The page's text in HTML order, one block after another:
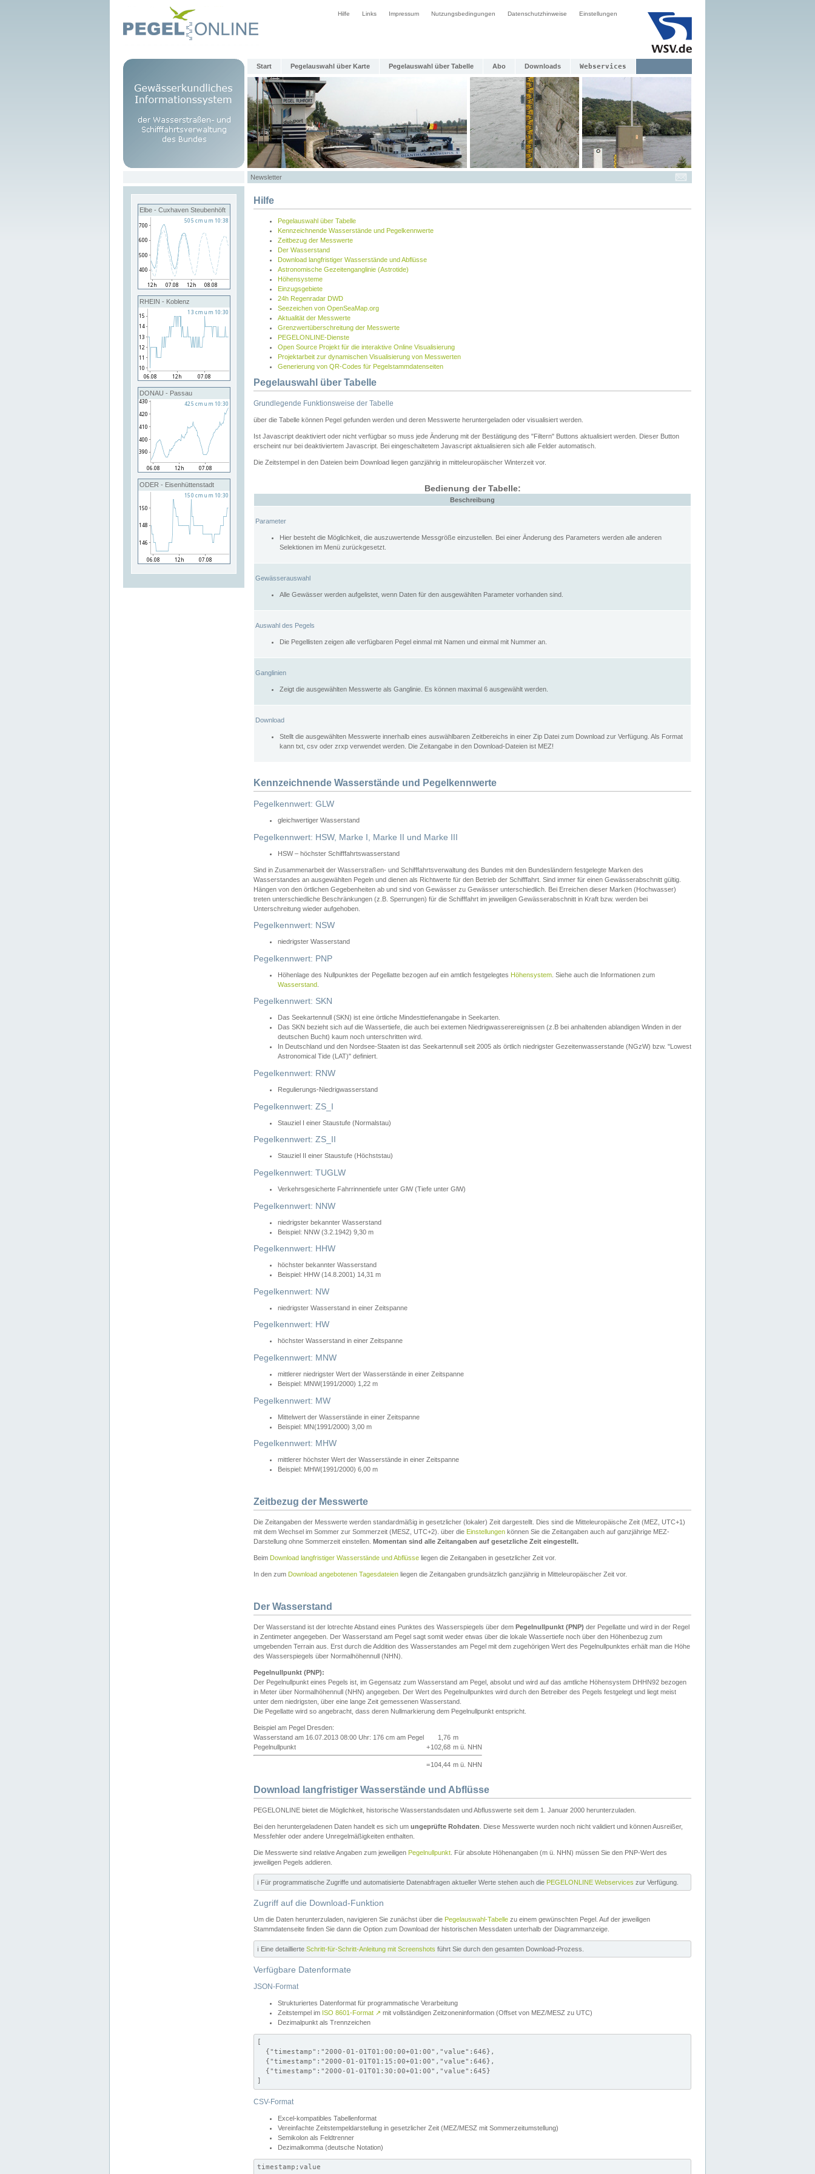
Hilfe Links Impressum Nutzungsbedingungen Datenschutzhinweise Einstellungen
Start Pegelauswahl über Karte Pegelauswahl über Tabelle Abo Downloads Webservices
Newsletter
Elbe - Cuxhaven Steubenhöft
RHEIN - Koblenz
DONAU - Passau
ODER - Eisenhüttenstadt
Hilfe
Pegelauswahl über Tabelle
Kennzeichnende Wasserstände und Pegelkennwerte
Zeitbezug der Messwerte
Der Wasserstand
Download langfristiger Wasserstände und Abflüsse
Astronomische Gezeitenganglinie (Astrotide)
Höhensysteme
Einzugsgebiete
24h Regenradar DWD
Seezeichen von OpenSeaMap.org
Aktualität der Messwerte
Grenzwertüberschreitung der Messwerte
PEGELONLINE-Dienste
Open Source Projekt für die interaktive Online Visualisierung
Projektarbeit zur dynamischen Visualisierung von Messwerten
Generierung von QR-Codes für Pegelstammdatenseiten
Pegelauswahl über Tabelle
Grundlegende Funktionsweise der Tabelle
über die Tabelle können Pegel gefunden werden und deren Messwerte heruntergeladen oder visualisiert werden.
Ist Javascript deaktiviert oder nicht verfügbar so muss jede Änderung mit der Bestätigung des "Filtern" Buttons aktualisiert werden. Dieser Button
erscheint nur bei deaktiviertem Javascript. Bei eingeschaltetem Javascript aktualisieren sich alle Felder automatisch.
Die Zeitstempel in den Dateien beim Download liegen ganzjährig in mitteleuropäischer Winterzeit vor.
Bedienung der Tabelle:
Beschreibung
Parameter
Hier besteht die Möglichkeit, die auszuwertende Messgröße einzustellen. Bei einer Änderung des Parameters werden alle anderen
Selektionen im Menü zurückgesetzt.
Gewässerauswahl
Alle Gewässer werden aufgelistet, wenn Daten für den ausgewählten Parameter vorhanden sind.
Auswahl des Pegels
Die Pegellisten zeigen alle verfügbaren Pegel einmal mit Namen und einmal mit Nummer an.
Ganglinien
Zeigt die ausgewählten Messwerte als Ganglinie. Es können maximal 6 ausgewählt werden.
Download
Stellt die ausgewählten Messwerte innerhalb eines auswählbaren Zeitbereichs in einer Zip Datei zum Download zur Verfügung. Als Format
kann txt, csv oder zrxp verwendet werden. Die Zeitangabe in den Download-Dateien ist MEZ!
Kennzeichnende Wasserstände und Pegelkennwerte
Pegelkennwert: GLW
gleichwertiger Wasserstand
Pegelkennwert: HSW, Marke I, Marke II und Marke III
HSW – höchster Schifffahrtswasserstand
Sind in Zusammenarbeit der Wasserstraßen- und Schifffahrtsverwaltung des Bundes mit den Bundesländern festgelegte Marken des
Wasserstandes an ausgewählten Pegeln und dienen als Richtwerte für den Betrieb der Schifffahrt. Sind immer für einen Gewässerabschnitt gültig.
Hängen von den örtlichen Gegebenheiten ab und sind von Gewässer zu Gewässer unterschiedlich. Bei Erreichen dieser Marken (Hochwasser)
treten unterschiedliche Beschränkungen (z.B. Sperrungen) für die Schifffahrt im jeweiligen Gewässerabschnitt in Kraft bzw. werden bei
Unterschreitung wieder aufgehoben.
Pegelkennwert: NSW
niedrigster Wasserstand
Pegelkennwert: PNP
Höhenlage des Nullpunktes der Pegellatte bezogen auf ein amtlich festgelegtes Höhensystem . Siehe auch die Informationen zum
Wasserstand
Pegelkennwert: SKN
Das Seekartennull (SKN) ist eine örtliche Mindesttiefenangabe in Seekarten.
Das SKN bezieht sich auf die Wassertiefe, die auch bei extemen Niedrigwasserereignissen (z.B bei anhaltenden ablandigen Winden in der
deutschen Bucht) kaum noch unterschritten wird.
In Deutschland und den Nordsee-Staaten ist das Seekartennull seit 2005 als örtlich niedrigster Gezeitenwasserstande (NGzW) bzw. "Lowest
Astronomical Tide (LAT)" definiert.
Pegelkennwert: RNW
Regulierungs-Niedrigwasserstand
Pegelkennwert: ZS_I
Stauziel I einer Staustufe (Normalstau)
Pegelkennwert: ZS_II
Stauziel II einer Staustufe (Höchststau)
Pegelkennwert: TUGLW
Verkehrsgesicherte Fahrrinnentiefe unter GlW (Tiefe unter GlW)
Pegelkennwert: NNW
niedrigster bekannter Wasserstand
Beispiel: NNW (3.2.1942) 9,30 m
Pegelkennwert: HHW
höchster bekannter Wasserstand
Beispiel: HHW (14.8.2001) 14,31 m
Pegelkennwert: NW
niedrigster Wasserstand in einer Zeitspanne
Pegelkennwert: HW
höchster Wasserstand in einer Zeitspanne
Pegelkennwert: MNW
mittlerer niedrigster Wert der Wasserstände in einer Zeitspanne
Beispiel: MNW(1991/2000) 1,22 m
Pegelkennwert: MW
Mittelwert der Wasserstände in einer Zeitspanne
Beispiel: MN(1991/2000) 3,00 m
Pegelkennwert: MHW
mittlerer höchster Wert der Wasserstände in einer Zeitspanne
Beispiel: MHW(1991/2000) 6,00 m
Zeitbezug der Messwerte
Die Zeitangaben der Messwerte werden standardmäßig in gesetzlicher (lokaler) Zeit dargestellt. Dies sind die Mitteleuropäische Zeit (MEZ, UTC+1)
mit dem Wechsel im Sommer zur Sommerzeit (MESZ, UTC+2). über die Einstellungen können Sie die Zeitangaben auch auf ganzjährige MEZ-
Darstellung ohne Sommerzeit einstellen. Momentan sind alle Zeitangaben auf gesetzliche Zeit eingestellt.
Beim Download langfristiger Wasserstände und Abflüsse liegen die Zeitangaben in gesetzlicher Zeit vor.
In den zum Download angebotenen Tagesdateien liegen die Zeitangaben grundsätzlich ganzjährig in Mitteleuropäischer Zeit vor.
Der Wasserstand
Der Wasserstand ist der lotrechte Abstand eines Punktes des Wasserspiegels über dem Pegelnullpunkt (PNP) der Pegellatte und wird in der Regel
in Zentimeter angegeben. Der Wasserstand am Pegel sagt somit weder etwas über die lokale Wassertiefe noch über den Höhenbezug zum
umgebenden Terrain aus. Erst durch die Addition des Wasserstandes am Pegel mit dem zugehörigen Wert des Pegelnullpunktes erhält man die Höhe
des Wasserspiegels über Normalhöhennull (NHN).
Pegelnullpunkt (PNP):
Der Pegelnullpunkt eines Pegels ist, im Gegensatz zum Wasserstand am Pegel, absolut und wird auf das amtliche Höhensystem DHHN92 bezogen
in Meter über Normalhöhennull (NHN) angegeben. Der Wert des Pegelnullpunktes wird durch den Betreiber des Pegels festgelegt und liegt meist
unter dem niedrigsten, über eine lange Zeit gemessenen Wasserstand.
Die Pegellatte wird so angebracht, dass deren Nullmarkierung dem Pegelnullpunkt entspricht.
Beispiel am Pegel Dresden:
Wasserstand am 16.07.2013 08:00 Uhr: 176 cm am Pegel
1,76 m
Pegelnullpunkt
+102,68 m ü. NHN
=104,44 m ü. NHN
Download langfristiger Wasserstände und Abflüsse
PEGELONLINE bietet die Möglichkeit, historische Wasserstandsdaten und Abflusswerte seit dem 1. Januar 2000 herunterzuladen.
Bei den heruntergeladenen Daten handelt es sich um ungeprüfte Rohdaten . Diese Messwerte wurden noch nicht validiert und können Ausreißer,
Messfehler oder andere Unregelmäßigkeiten enthalten.
Die Messwerte sind relative Angaben zum jeweiligen Pegelnullpunkt . Für absolute Höhenangaben (m ü. NHN) müssen Sie den PNP-Wert des
jeweiligen Pegels addieren.
ℹ️ Für programmatische Zugriffe und automatisierte Datenabfragen aktueller Werte stehen auch die PEGELONLINE Webservices zur Verfügung.
Zugriff auf die Download-Funktion
Um die Daten herunterzuladen, navigieren Sie zunächst über die Pegelauswahl-Tabelle zu einem gewünschten Pegel. Auf der jeweiligen
Stammdatenseite finden Sie dann die Option zum Download der historischen Messdaten unterhalb der Diagrammanzeige.
ℹ️ Eine detaillierte Schritt-für-Schritt-Anleitung mit Screenshots führt Sie durch den gesamten Download-Prozess.
Verfügbare Datenformate
JSON-Format
Strukturiertes Datenformat für programmatische Verarbeitung
Zeitstempel im ISO 8601-Format ↗ mit vollständigen Zeitzoneninformation (Offset von MEZ/MESZ zu UTC)
Dezimalpunkt als Trennzeichen
[
  {"timestamp":"2000-01-01T01:00:00+01:00","value":646},
  {"timestamp":"2000-01-01T01:15:00+01:00","value":646},
  {"timestamp":"2000-01-01T01:30:00+01:00","value":645}
]
CSV-Format
Excel-kompatibles Tabellenformat
Vereinfachte Zeitstempeldarstellung in gesetzlicher Zeit (MEZ/MESZ mit Sommerzeitumstellung)
Semikolon als Feldtrenner
Dezimalkomma (deutsche Notation)
timestamp;value